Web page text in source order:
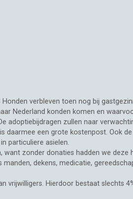
verbleven toen nog bij
Nederland konden komen en
adoptiebijdragen zullen naar
een grote kostenpost. Ook
particuliere asielen.
zonder donaties hadden we
dekens, medicatie,
vrijwilligers. Hierdoor bestaat slechts